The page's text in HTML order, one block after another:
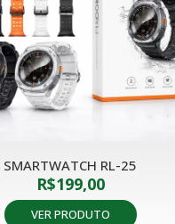
SMARTWATCH RL-25
R$199,00
VER PRODUTO